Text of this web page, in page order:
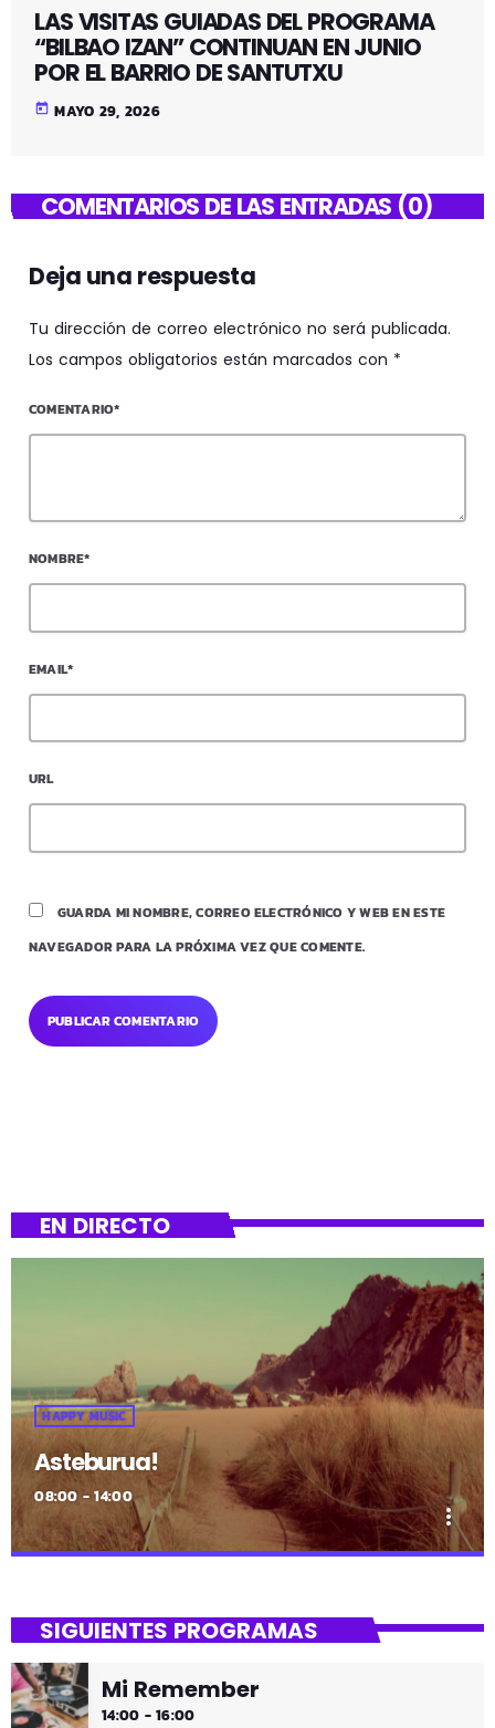
LAS VISITAS GUIADAS DEL PROGRAMA
“BILBAO IZAN” CONTINUAN EN JUNIO
POR EL BARRIO DE SANTUTXU
today MAYO 29, 2026
COMENTARIOS DE LAS ENTRADAS (0)
Deja una respuesta
Tu dirección de correo electrónico no será publicada.
Los campos obligatorios están marcados con *
COMENTARIO*
NOMBRE*
EMAIL*
URL
GUARDA MI NOMBRE, CORREO ELECTRÓNICO Y WEB EN ESTE
NAVEGADOR PARA LA PRÓXIMA VEZ QUE COMENTE.
EN DIRECTO
HAPPY MUSIC
Asteburua!
08:00 - 14:00
more_vert
¡Es fin de semana!
¡Música y más música los fines de semana!
SIGUIENTES PROGRAMAS
Mi Remember
14:00 - 16:00